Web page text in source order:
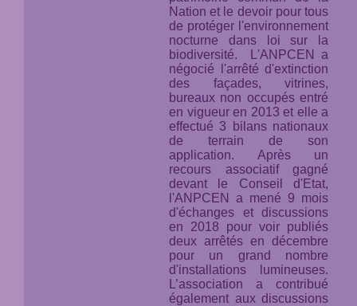
Nation et le devoir pour tous
de protéger l'environnement
nocturne dans loi sur la
biodiversité.
L'ANPCEN a
négocié l'arrêté d'extinction
des façades, vitrines,
bureaux non occupés entré
en vigueur en 2013 et elle a
effectué 3 bilans nationaux
de terrain de son
application. Après un
recours associatif gagné
devant le Conseil d'Etat,
l'ANPCEN a mené 9 mois
d'échanges et discussions
en 2018 pour voir publiés
deux arrêtés en décembre
pour un grand nombre
d'installations lumineuses.
L’association a contribué
également aux discussions